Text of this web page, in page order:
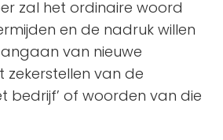
zal het ordinaire woord
en de nadruk willen
van nieuwe
zekerstellen van de
bedrijf’ of woorden van die